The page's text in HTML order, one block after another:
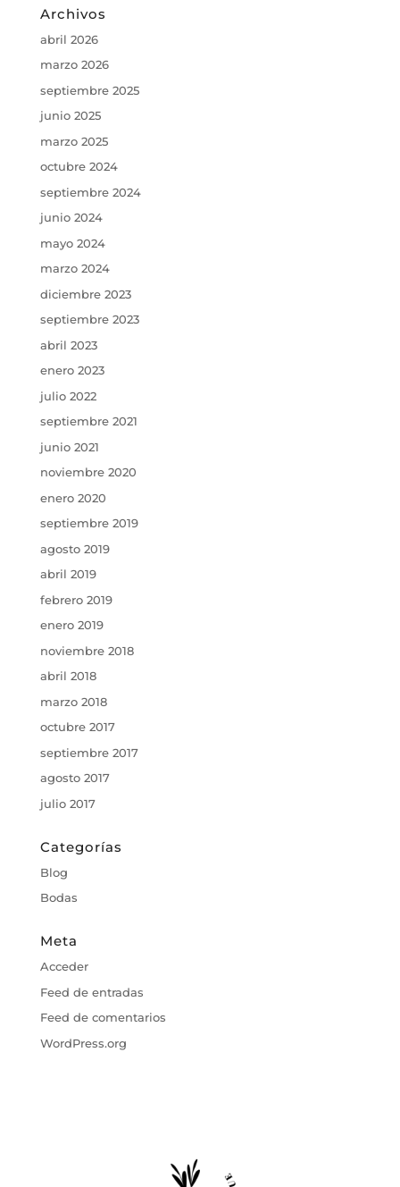
Archivos
abril 2026
marzo 2026
septiembre 2025
junio 2025
marzo 2025
octubre 2024
septiembre 2024
junio 2024
mayo 2024
marzo 2024
diciembre 2023
septiembre 2023
abril 2023
enero 2023
julio 2022
septiembre 2021
junio 2021
noviembre 2020
enero 2020
septiembre 2019
agosto 2019
abril 2019
febrero 2019
enero 2019
noviembre 2018
abril 2018
marzo 2018
octubre 2017
septiembre 2017
agosto 2017
julio 2017
Categorías
Blog
Bodas
Meta
Acceder
Feed de entradas
Feed de comentarios
WordPress.org